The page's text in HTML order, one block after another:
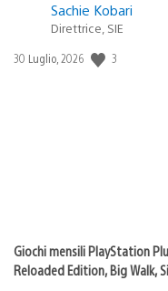
Sachie Kobari
Direttrice, SIE
Data
30 Luglio, 2026 3
Giochi mensili PlayStation
Reloaded Edition, Big Walk,